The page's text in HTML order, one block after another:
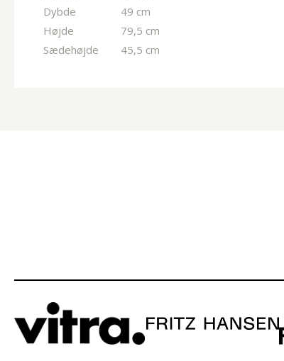
Dybde
49 cm
Højde
79,5 cm
Sædehøjde
45,5 cm